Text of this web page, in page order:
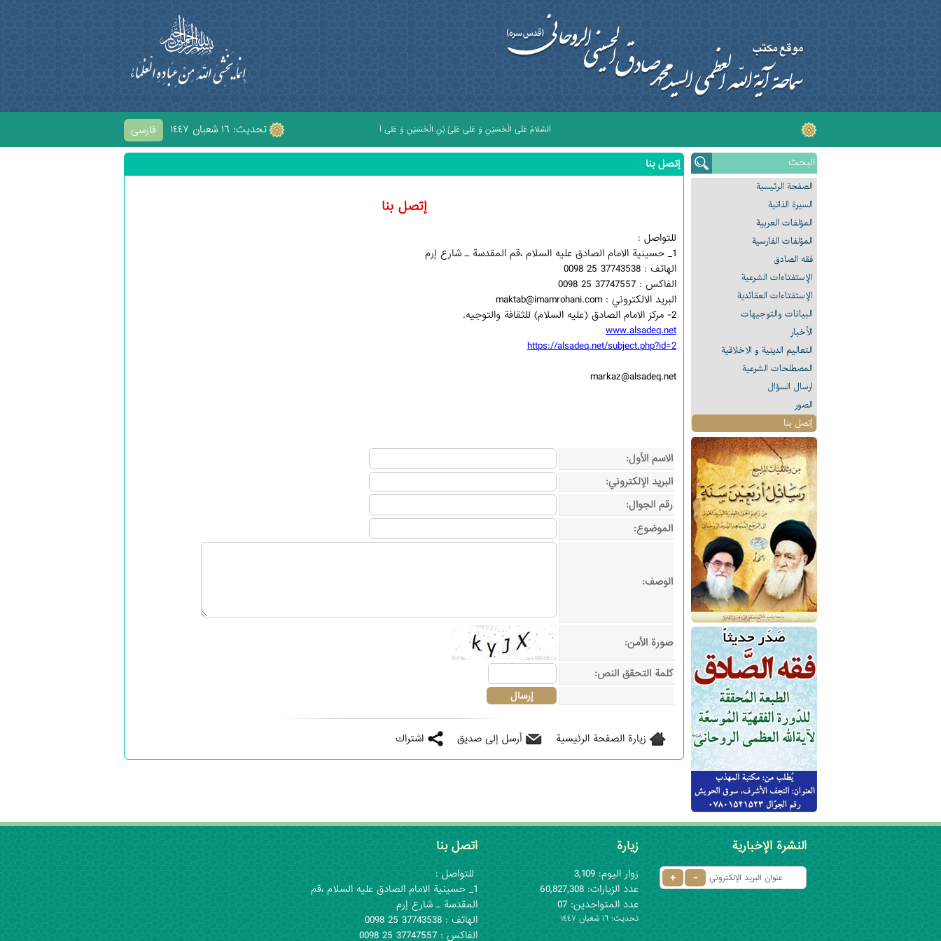
فارسی تحديث: ١٦ شعبان ١٤٤٧ اَلسَّلامُ عَلَى الْحُسَيْنِ وَ عَلى عَلِىِّ بْنِ الْحُسَيْنِ وَ عَلى اَوْلادِ الْحُسَيْنِ وَ عَلى اَصْحابِ الْحُسَيْنِ
الصفحة الرئیسیة
السیرة الذاتیة
المؤلفات العربیة
المؤلفات الفارسیة
فقه الصادق
الإستفتاءات الشرعیة
الإستفتاءات العقائدیة
البیانات والتوجيهات
الأخبار
التعالیم الدینیة و الاخلاقیة
المصطلحات الشرعیة
ارسال السؤال
الصور
إتصل بنا
إتصل بنا
إتصل بنا
للتواصل :
1_ حسينية الامام الصادق عليه السلام ،قم المقدسة ـ شارع إرم
الهاتف : 37743538 25 0098
الفاكس : 37747557 25 0098
البريد الالكتروني : maktab@imamrohani.com
2- مركز الامام الصادق (علیه السلام) للثقافة والتوجيه.
www.alsadeq.net
https://alsadeq.net/subject.php?id=2
markaz@alsadeq.net
الاسم الأول:
البريد الإلكتروني:
رقم الجوال:
الموضوع:
الوصف:
صورة الأمن:
كلمة التحقق النص:
زيارة الصفحة الرئيسية أرسل إلى صديق اشتراك
النشرة الإخبارية زيارة
زوار اليوم: 3,109
عدد الزيارات: 60,827,308
عدد المتواجدين: 07
تحديث: ١٦ شعبان ١٤٤٧
اتصل بنا
للتواصل :
1_ حسينية الامام الصادق عليه السلام ،قم
المقدسة ـ شارع إرم
الهاتف : 37743538 25 0098
الفاكس : 37747557 25 0098